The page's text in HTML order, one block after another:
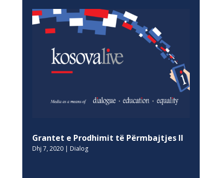
Grantet e Prodhimit të Përmbajtjes II
Dhj 7, 2020| Dialog